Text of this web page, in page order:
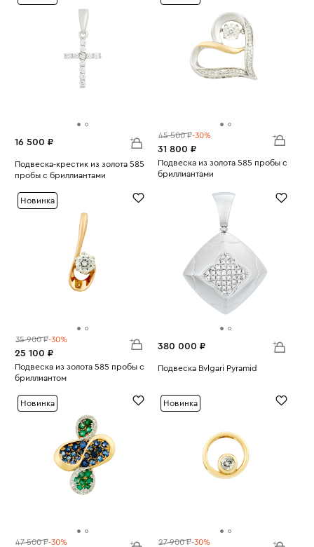
16 500 ₽
Подвеска-крестик из золота 585
пробы с бриллиантами
45 500 ₽-30%
31 800 ₽
Подвеска из золота 585 пробы с
бриллиантами
Новинка
35 900 ₽-30%
25 100 ₽
Подвеска из золота 585 пробы с
бриллиантом
380 000 ₽
Подвеска Bvlgari Pyramid
Новинка
47 500 ₽-30%
Новинка
27 900 ₽-30%